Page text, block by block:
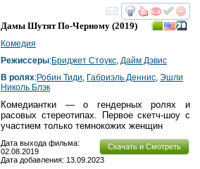
смотреть
Дамы Шутят По-Черному (2019)
Комедия
Режиссеры:Бриджет Стоукс, Дайм Дэвис
В ролях:Робин Тиди, Габриэль Деннис, Эшли
Николь Блэк
Комедиантки — о гендерных ролях и
расовых стереотипах. Первое скетч-шоу с
участием только темнокожих женщин
Скачать и Смотреть
Дата выхода фильма:
02.08.2019
Дата добавления: 13.09.2023